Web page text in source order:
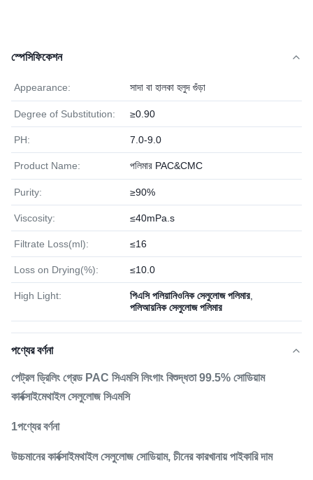
স্পেসিফিকেশন
Appearance: সাদা বা হালকা হলুদ গুঁড়া
Degree of Substitution: ≥0.90
PH: 7.0-9.0
Product Name: পলিমার PAC&CMC
Purity: ≥90%
Viscosity: ≤40mPa.s
Filtrate Loss(ml): ≤16
Loss on Drying(%): ≤10.0
High Light: পিএসি পলিয়ানিওনিক সেলুলোজ পলিমার
পলিআয়নিক সেলুলোজ পলিমার
পণ্যের বর্ণনা
পেট্রল ড্রিলিং গ্রেড PAC সিএমসি লিংগাং বিশুদ্ধতা 99.5% সোডিয়াম
কার্বক্সাইমেথাইল সেলুলোজ সিএমসি
1পণ্যের বর্ণনা
উচ্চমানের কার্বক্সাইমথাইল সেলুলোজ সোডিয়াম, চীনের কারখানায় পাইকারি দাম